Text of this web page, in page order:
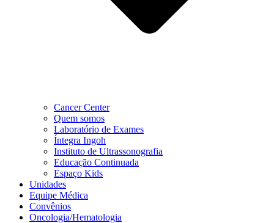
Cancer Center
Quem somos
Laboratório de Exames
Íntegra Ingoh
Instituto de Ultrassonografia
Educação Continuada
Espaço Kids
Unidades
Equipe Médica
Convênios
Oncologia/Hematologia